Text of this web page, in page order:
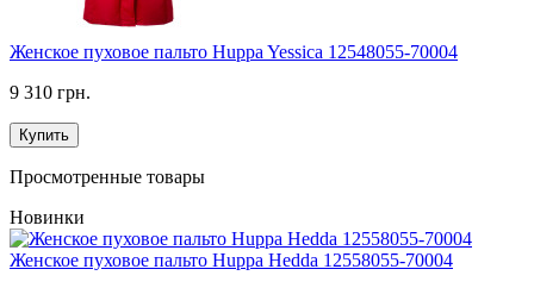
Женское пуховое пальто Huppa Yessica 12548055-70004
9 310 грн.
Купить
Просмотренные товары
Новинки
Женское пуховое пальто Huppa Hedda 12558055-70004